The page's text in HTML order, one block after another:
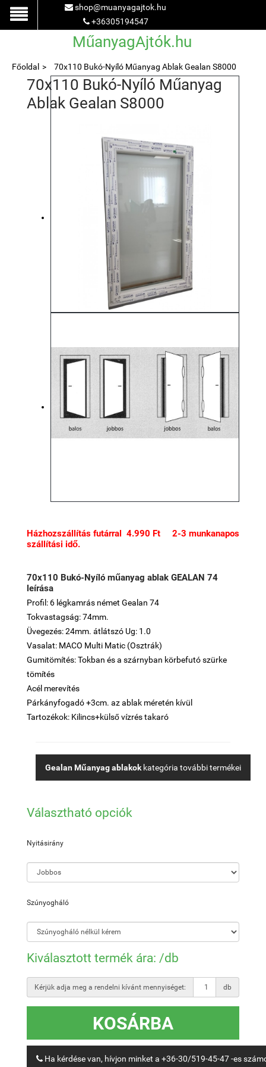
shop@muanyagajtok.hu
+36305194547
MűanyagAjtók.hu
Főoldal 70x110 Bukó-Nyíló Műanyag Ablak Gealan S8000
70x110 Bukó-Nyíló Műanyag
Ablak Gealan S8000
Házhozszállítás futárral 4.990 Ft 2-3 munkanapos
szállítási idő.
70x110 Bukó-Nyíló műanyag ablak GEALAN 74
leírása
Profil: 6 légkamrás német Gealan 74
Tokvastagság: 74mm.
Üvegezés: 24mm. átlátszó Ug: 1.0
Vasalat: MACO Multi Matic (Osztrák)
Gumitömítés: Tokban és a szárnyban körbefutó szürke
tömítés
Acél merevítés
Párkányfogadó +3cm. az ablak méretén kívül
Tartozékok: Kilincs+külső vízrés takaró
Gealan Műanyag ablakok kategória további termékei
Választható opciók
Nyitásirány
Szúnyogháló
Kiválasztott termék ára: /db
Kérjük adja meg a rendelni kívánt mennyiséget: db
KOSÁRBA
Ha kérdése van, hívjon minket a +36-30/519-45-47 -es